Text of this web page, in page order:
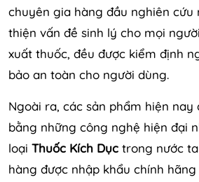
chuyên gia hàng đầu nghiên cứu
thiện vấn đề sinh lý cho mọi
xuất thuốc, đều được kiểm định
bảo an toàn cho người dùng.
Ngoài ra, các sản phẩm hiện nay
bằng những công nghệ hiện đại
loại Thuốc Kích Dục trong nước
hàng được nhập khẩu chính